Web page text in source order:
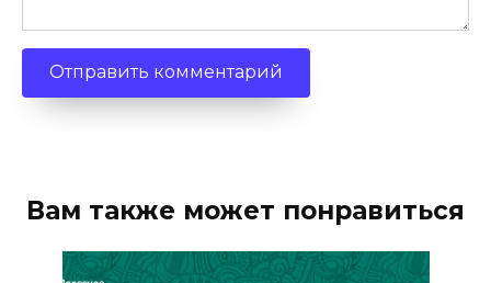
Вам также может понравиться